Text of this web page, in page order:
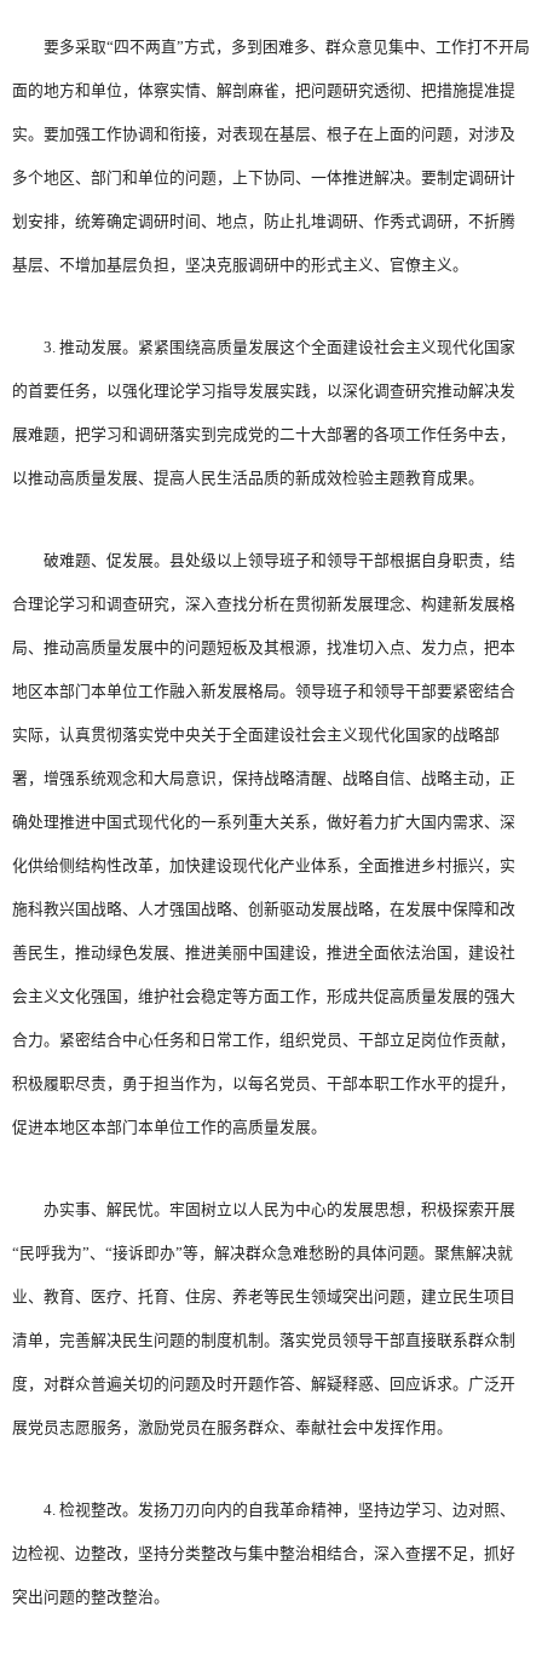
要多采取“四不两直”方式，多到困难多、群众意见集中、工作打不开局
面的地方和单位，体察实情、解剖麻雀，把问题研究透彻、把措施提准提
实。要加强工作协调和衔接，对表现在基层、根子在上面的问题，对涉及
多个地区、部门和单位的问题，上下协同、一体推进解决。要制定调研计
划安排，统筹确定调研时间、地点，防止扎堆调研、作秀式调研，不折腾
基层、不增加基层负担，坚决克服调研中的形式主义、官僚主义。
3. 推动发展。紧紧围绕高质量发展这个全面建设社会主义现代化国家
的首要任务，以强化理论学习指导发展实践，以深化调查研究推动解决发
展难题，把学习和调研落实到完成党的二十大部署的各项工作任务中去，
以推动高质量发展、提高人民生活品质的新成效检验主题教育成果。
破难题、促发展。县处级以上领导班子和领导干部根据自身职责，结
合理论学习和调查研究，深入查找分析在贯彻新发展理念、构建新发展格
局、推动高质量发展中的问题短板及其根源，找准切入点、发力点，把本
地区本部门本单位工作融入新发展格局。领导班子和领导干部要紧密结合
实际，认真贯彻落实党中央关于全面建设社会主义现代化国家的战略部
署，增强系统观念和大局意识，保持战略清醒、战略自信、战略主动，正
确处理推进中国式现代化的一系列重大关系，做好着力扩大国内需求、深
化供给侧结构性改革，加快建设现代化产业体系，全面推进乡村振兴，实
施科教兴国战略、人才强国战略、创新驱动发展战略，在发展中保障和改
善民生，推动绿色发展、推进美丽中国建设，推进全面依法治国，建设社
会主义文化强国，维护社会稳定等方面工作，形成共促高质量发展的强大
合力。紧密结合中心任务和日常工作，组织党员、干部立足岗位作贡献，
积极履职尽责，勇于担当作为，以每名党员、干部本职工作水平的提升，
促进本地区本部门本单位工作的高质量发展。
办实事、解民忧。牢固树立以人民为中心的发展思想，积极探索开展
“民呼我为”、“接诉即办”等，解决群众急难愁盼的具体问题。聚焦解决就
业、教育、医疗、托育、住房、养老等民生领域突出问题，建立民生项目
清单，完善解决民生问题的制度机制。落实党员领导干部直接联系群众制
度，对群众普遍关切的问题及时开题作答、解疑释惑、回应诉求。广泛开
展党员志愿服务，激励党员在服务群众、奉献社会中发挥作用。
4. 检视整改。发扬刀刃向内的自我革命精神，坚持边学习、边对照、
边检视、边整改，坚持分类整改与集中整治相结合，深入查摆不足，抓好
突出问题的整改整治。